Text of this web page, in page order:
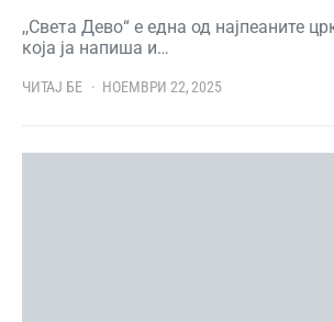
,,Света Дево“ е една од најпеаните
која ја напиша и…
ЧИТАЈ БЕ НОЕМВРИ 22, 2025